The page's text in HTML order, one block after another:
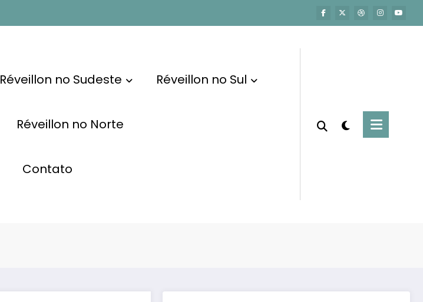
Réveillon no Sudeste Réveillon no Sul
Réveillon no Norte
Contato